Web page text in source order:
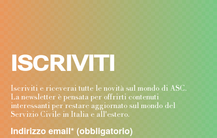
ISCRIVITI
Iscriviti e riceverai tutte le novità sul mondo di ASC.
La newsletter è pensata per offrirti contenuti
interessanti per restare aggiornato sul mondo del
Servizio Civile in Italia e all'estero.
Indirizzo email* (obbligatorio)